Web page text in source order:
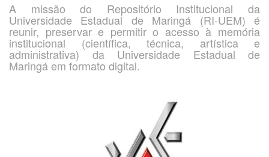
A missão do Repositório Institucional da
Universidade Estadual de Maringá (RI-UEM) é
reunir, preservar e permitir o acesso à memória
institucional (científica, técnica, artística e
administrativa) da Universidade Estadual de
Maringá em formato digital.